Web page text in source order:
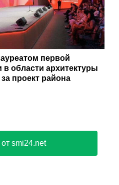
первой
области архитектуры
проект района
smi24.net